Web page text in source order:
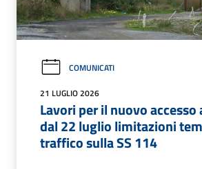
COMUNICATI
21 LUGLIO 2026
Lavori per il nuovo
dal 22 luglio limitazioni
traffico sulla SS 114